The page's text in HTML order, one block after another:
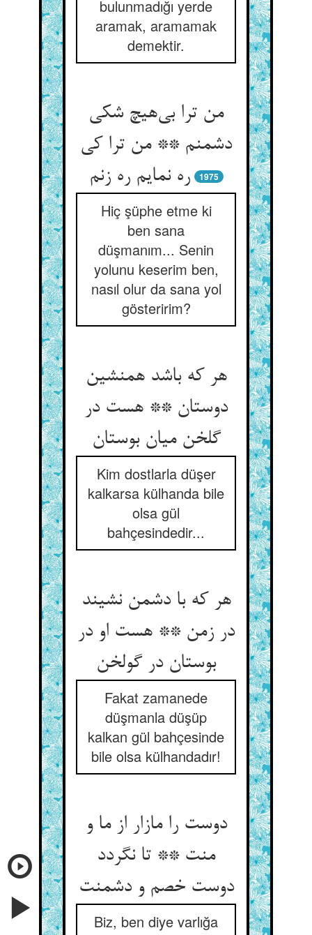
bulunmadığı yerde
aramak, aramamak
demektir.
من ترا بی‌هیچ شکی
دشمنم ** من ترا کی
ره نمایم ره زنم
1975
Hiç şüphe etme ki
ben sana
düşmanım... Senin
yolunu keserim ben,
nasıl olur da sana yol
gösteririm?
هر که باشد همنشین
دوستان ** هست در
گلخن میان بوستان
Kim dostlarla düşer
kalkarsa külhanda bile
olsa gül
bahçesindedir...
هر که با دشمن نشیند
در زمن ** هست او در
بوستان در گولخن
Fakat zamanede
düşmanla düşüp
kalkan gül bahçesinde
bile olsa külhandadır!
دوست را مازار از ما و
منت ** تا نگردد
دوست خصم و دشمنت
Biz, ben diye varlığa